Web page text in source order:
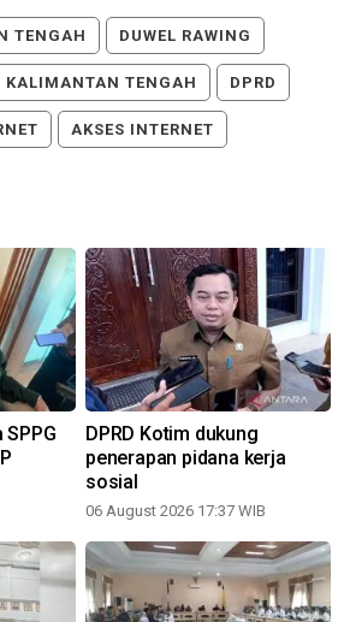
TENGAH DUWEL RAWING
KALIMANTAN TENGAH DPRD
AKSES INTERNET
SPPG
DPRD Kotim dukung
penerapan pidana kerja
sosial
06 August 2026 17:37 WIB